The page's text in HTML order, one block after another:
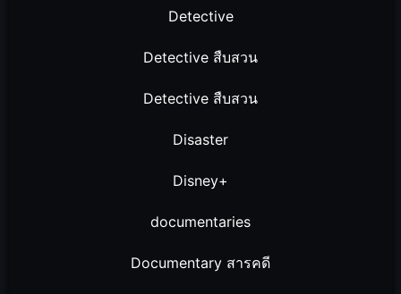
Detective
Detective สืบสวน
Detective สืบสวน
Disaster
Disney+
documentaries
Documentary สารคดี